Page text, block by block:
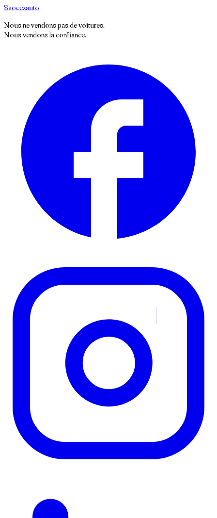
Ssoeezauto
Nous ne vendons pas de voitures.
Nous vendons la confiance.